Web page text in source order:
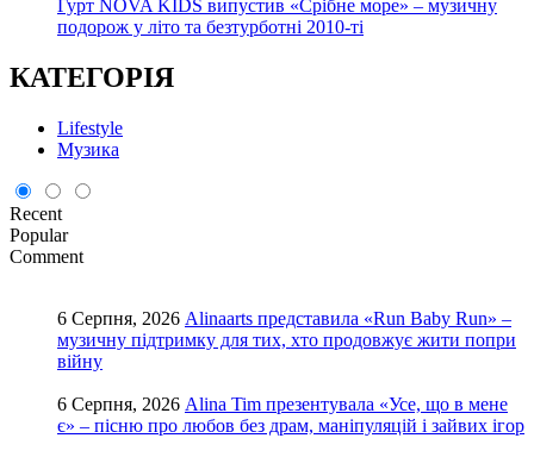
Гурт NOVA KIDS випустив «Срібне море» – музичну
подорож у літо та безтурботні 2010-ті
КАТЕГОРІЯ
Lifestyle
Музика
Recent
Popular
Comment
6 Серпня, 2026 Alinaarts представила «Run Baby Run» –
музичну підтримку для тих, хто продовжує жити попри
війну
6 Серпня, 2026 Alina Tim презентувала «Усе, що в мене
є» – пісню про любов без драм, маніпуляцій і зайвих ігор